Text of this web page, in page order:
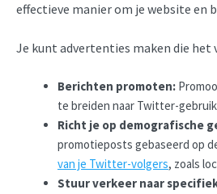
effectieve manier om je website en
Je kunt advertenties maken die het
Berichten promoten:
te breiden naar Twitter-
Richt je op demografische
promotieposts gebaseerd op
van je Twitter-volgers, zoals
Stuur verkeer naar